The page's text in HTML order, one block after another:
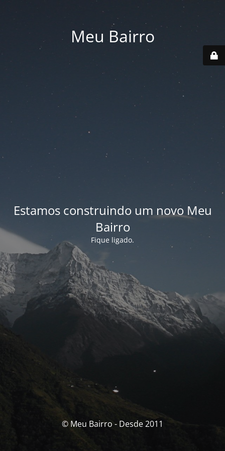
Meu Bairro
Estamos construindo um novo Meu
Bairro
Fique ligado.
© Meu Bairro - Desde 2011